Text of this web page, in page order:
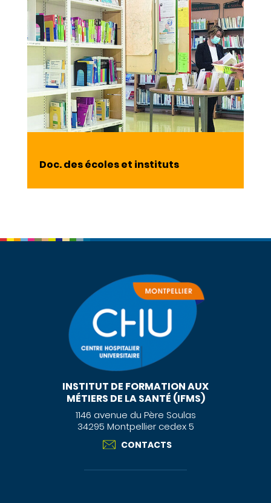
Doc. des écoles et instituts
INSTITUT DE FORMATION AUX
MÉTIERS DE LA SANTÉ (IFMS)
1146 avenue du Père Soulas
34295 Montpellier cedex 5
CONTACTS